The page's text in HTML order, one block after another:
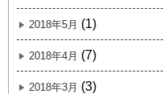
2018年5月 (1)
2018年4月 (7)
2018年3月 (3)